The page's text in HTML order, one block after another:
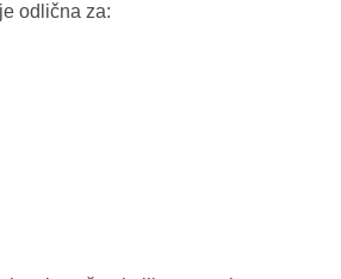
odlična za: